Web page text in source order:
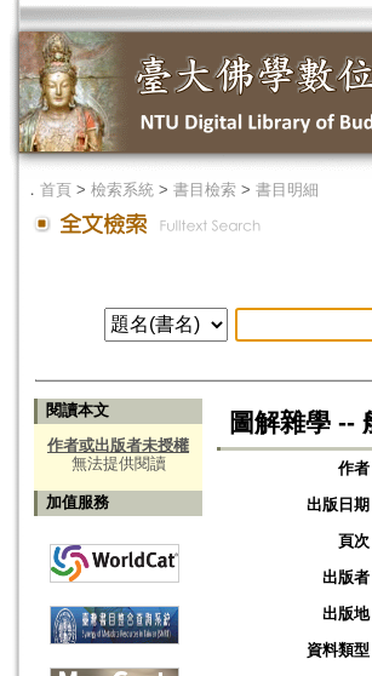
． 首頁 > 檢索系統 > 書目檢索 > 書目明細
閱讀本文
作者或出版者未授權
無法提供閱讀
加值服務
圖解雜學 --
作者
出版日期
頁次
出版者
出版地
資料類型